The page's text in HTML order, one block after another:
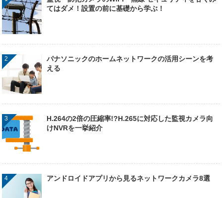
てはダメ！設置の前に基礎から学ぶ！
パナソニックのホームネットワークの活用シーンを考
える
H.264の2倍の圧縮率!?H.265に対応した監視カメラ向
けNVRを一挙紹介
アンドロイドアプリから見るネットワークカメラ8選